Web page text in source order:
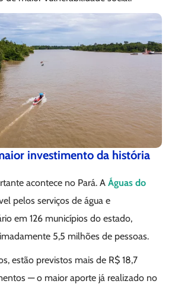
investimento da história
acontece no Pará. AÁguas do
pelos serviços de água e
em 126 municípios do estado,
5,5 milhões de pessoas.
estão previstos mais de R$ 18,7
— o maior aporte já realizado no